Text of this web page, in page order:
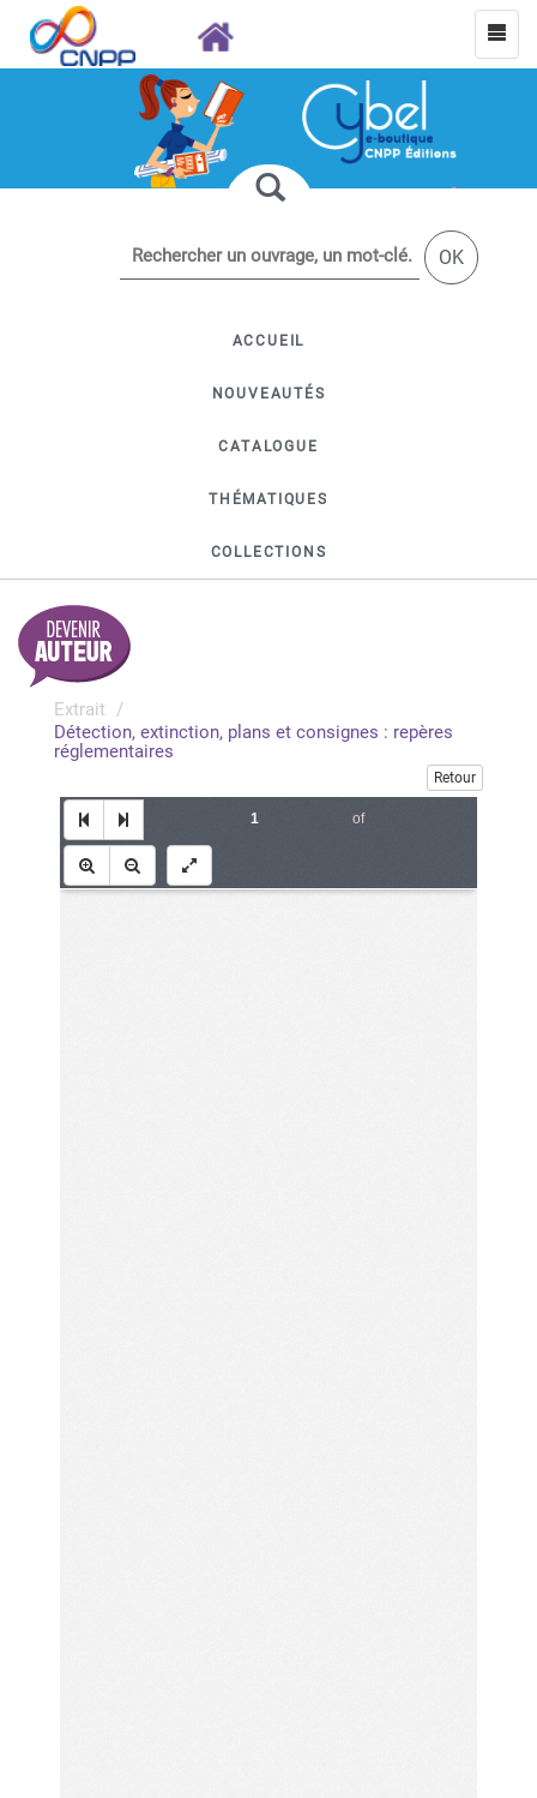
OK
ACCUEIL
NOUVEAUTÉS
CATALOGUE
THÉMATIQUES
COLLECTIONS
Extrait
Détection, extinction, plans et consignes : repères
réglementaires
Retour
of